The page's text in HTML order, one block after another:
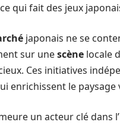
qui fait des jeux
japonais ne se
sur unescène locale
Ces initiatives
enrichissent le
un acteur clé dans l’